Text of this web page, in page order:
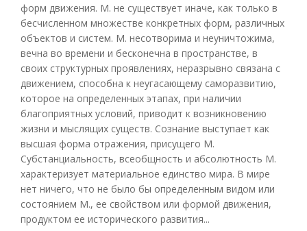
форм движения. М. не существует иначе, как только в
бесчисленном множестве конкретных форм, различных
объектов и систем. М. несотворима и неуничтожима,
вечна во времени и бесконечна в пространстве, в
своих структурных проявлениях, неразрывно связана с
движением, способна к неугасающему саморазвитию,
которое на определенных этапах, при наличии
благоприятных условий, приводит к возникновению
жизни и мыслящих существ. Сознание выступает как
высшая форма отражения, присущего M.
Субстанциальность, всеобщность и абсолютность М.
характеризует материальное единство мира. В мире
нет ничего, что не было бы определенным видом или
состоянием М., ее свойством или формой движения,
продуктом ее исторического развития...